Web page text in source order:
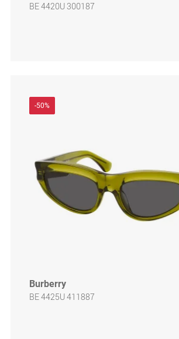
BE 4420U 300187
-50%
Burberry
BE 4425U 411887